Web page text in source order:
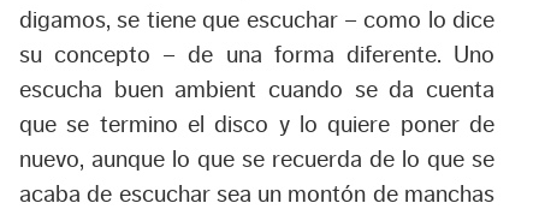
digamos, se tiene que escuchar – como lo dice
su concepto – de una forma diferente. Uno
escucha buen ambient cuando se da cuenta
que se termino el disco y lo quiere poner de
nuevo, aunque lo que se recuerda de lo que se
acaba de escuchar sea un montón de manchas